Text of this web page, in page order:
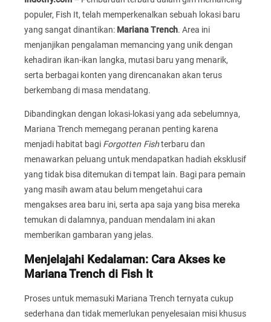
populer, Fish It, telah memperkenalkan sebuah lokasi baru
yang sangat dinantikan: Mariana Trench. Area ini
menjanjikan pengalaman memancing yang unik dengan
kehadiran ikan-ikan langka, mutasi baru yang menarik,
serta berbagai konten yang direncanakan akan terus
berkembang di masa mendatang.
Dibandingkan dengan lokasi-lokasi yang ada sebelumnya,
Mariana Trench memegang peranan penting karena
menjadi habitat bagi Forgotten Fishterbaru dan
menawarkan peluang untuk mendapatkan hadiah eksklusif
yang tidak bisa ditemukan di tempat lain. Bagi para pemain
yang masih awam atau belum mengetahui cara
mengakses area baru ini, serta apa saja yang bisa mereka
temukan di dalamnya, panduan mendalam ini akan
memberikan gambaran yang jelas.
Menjelajahi Kedalaman: Cara Akses ke
Mariana Trench di Fish It
Proses untuk memasuki Mariana Trench ternyata cukup
sederhana dan tidak memerlukan penyelesaian misi khusus